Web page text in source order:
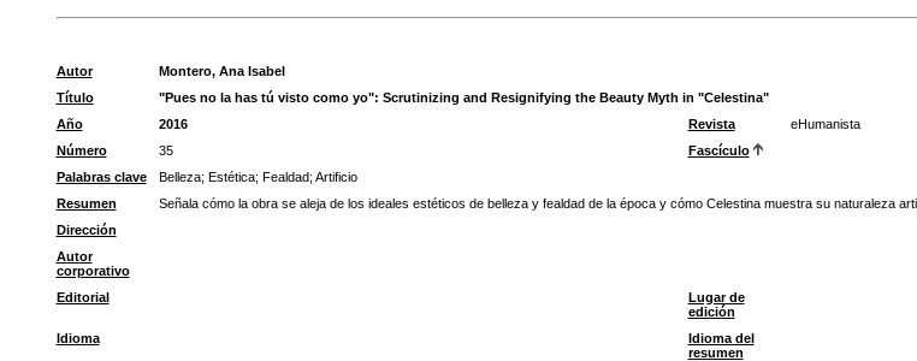
Autor
Montero, Ana Isabel
Título
"Pues no la has tú visto como yo": Scrutinizing and Resignifying the Beauty Myth in "Celestina"
Año
2016 Revista eHumanista
Número
35 Fascículo
Palabras clave
Belleza; Estética; Fealdad; Artificio
Resumen
Señala cómo la obra se aleja de los ideales estéticos de belleza y fealdad de la época y cómo Celestina muestra su naturaleza
Dirección
Autor
corporativo
Editorial
Lugar de
edición
Idioma
Idioma del
resumen